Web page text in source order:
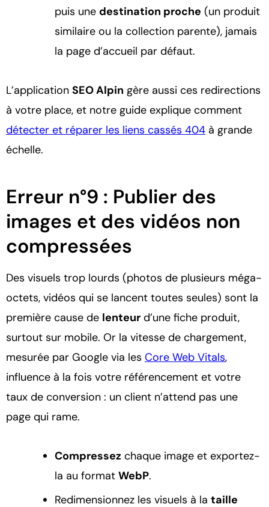
puis une destination proche (un produit
similaire ou la collection parente), jamais
la page d’accueil par défaut.
L’application SEO Alpin gère aussi ces redirections
à votre place, et notre guide explique comment
détecter et réparer les liens cassés 404 à grande
échelle.
Erreur n°9 : Publier des
images et des vidéos non
compressées
Des visuels trop lourds (photos de plusieurs méga-
octets, vidéos qui se lancent toutes seules) sont la
première cause de lenteur d’une fiche produit,
surtout sur mobile. Or la vitesse de chargement,
mesurée par Google via les Core Web Vitals,
influence à la fois votre référencement et votre
taux de conversion : un client n’attend pas une
page qui rame.
Compressez chaque image et exportez-
la au format WebP.
Redimensionnez les visuels à la taille